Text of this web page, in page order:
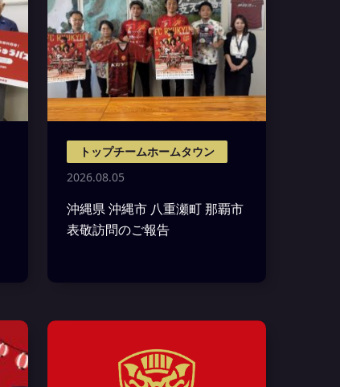
トップチームホームタウン
2026.08.05
沖縄県 沖縄市 八重瀬町 那覇市
表敬訪問のご報告